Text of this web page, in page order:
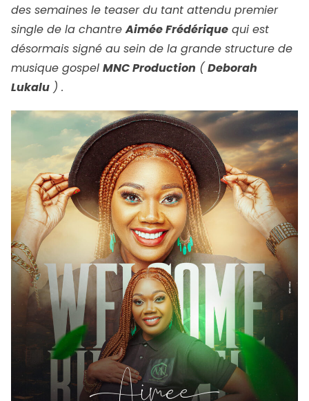
des semaines le teaser du tant attendu premier
single de la chantreAimée Frédérique qui est
désormais signé au sein de la grande structure de
musique gospel MNC Production (Deborah
Lukalu ) .